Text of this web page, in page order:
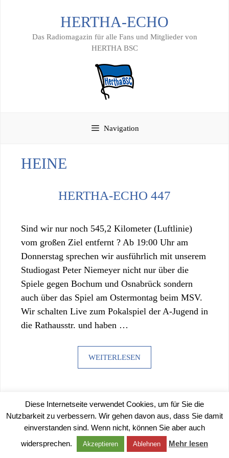
HERTHA-ECHO
Das Radiomagazin für alle Fans und Mitglieder von
HERTHA BSC
Navigation
HEINE
HERTHA-ECHO 447
Sind wir nur noch 545,2 Kilometer (Luftlinie)
vom großen Ziel entfernt ? Ab 19:00 Uhr am
Donnerstag sprechen wir ausführlich mit unserem
Studiogast Peter Niemeyer nicht nur über die
Spiele gegen Bochum und Osnabrück sondern
auch über das Spiel am Ostermontag beim MSV.
Wir schalten Live zum Pokalspiel der A-Jugend in
die Rathausstr. und haben …
WEITERLESEN
IMPRESSUM|DATENSCHUTZERKLÄRUNG
Diese Internetseite verwendet Cookies, um für Sie die
Nutzbarkeit zu verbessern. Wir gehen davon aus, dass Sie damit
einverstanden sind. Wenn nicht, können Sie aber auch
widersprechen.
Akzeptieren Ablehnen Mehr lesen